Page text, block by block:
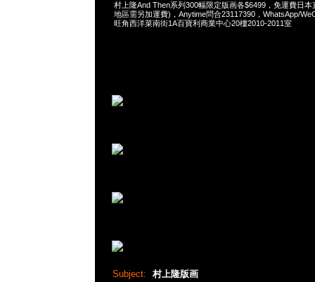
村上隆And Then系列300幅限定版画各$6499，免運費日
地區需另加運費)，Anytime問合23117390，WhatsApp/
旺角西洋菜南街1A百寶利商業中心20樓2010-2011室
Subject: 村上隆版画